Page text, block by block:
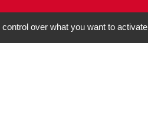
over what you want to activate